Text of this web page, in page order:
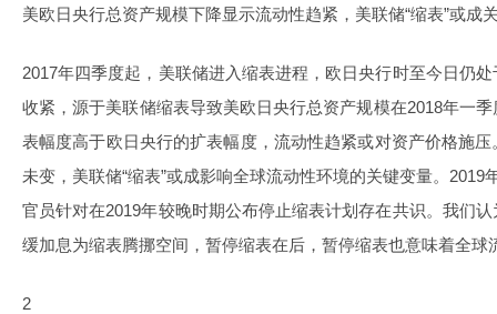
美欧日央行总资产规模下降显示流动性趋紧，美联储“缩表”或成
2017年四季度起，美联储进入缩表进程，欧日央行时至今日仍
收紧，源于美联储缩表导致美欧日央行总资产规模在2018年一
表幅度高于欧日央行的扩表幅度，流动性趋紧或对资产价格施
未变，美联储“缩表”或成影响全球流动性环境的关键变量。
官员针对在2019年较晚时期公布停止缩表计划存在共识。我们
缓加息为缩表腾挪空间，暂停缩表在后，暂停缩表也意味着全球
2